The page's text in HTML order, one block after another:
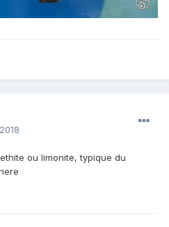
ou limonite, typique du